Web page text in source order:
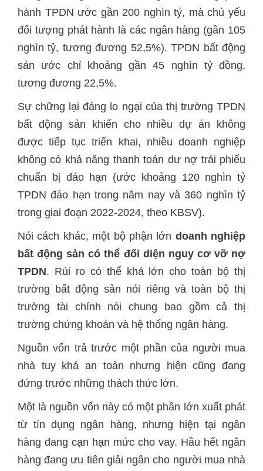
hành TPDN ước gần 200 nghìn tỷ, mà chủ yếu
đối tượng phát hành là các ngân hàng (gần 105
nghìn tỷ, tương đương 52,5%). TPDN bất động
sản ước chỉ khoảng gần 45 nghìn tỷ đồng,
tương đương 22,5%.
Sự chững lại đáng lo ngại của thị trường TPDN
bất động sản khiến cho nhiều dự án không
được tiếp tục triển khai, nhiều doanh nghiệp
không có khả năng thanh toán dư nợ trái phiếu
chuẩn bị đáo hạn (ước khoảng 120 nghìn tỷ
TPDN đáo hạn trong năm nay và 360 nghìn tỷ
trong giai đoạn 2022-2024, theo KBSV).
Nói cách khác, một bộ phận lớn doanh nghiệp
bất động sản có thể đối diện nguy cơ vỡ nợ
TPDN. Rủi ro có thể khá lớn cho toàn bộ thị
trường bất động sản nói riêng và toàn bộ thị
trường tài chính nói chung bao gồm cả thị
trường chứng khoán và hệ thống ngân hàng.
Nguồn vốn trả trước một phần của người mua
nhà tuy khá an toàn nhưng hiện cũng đang
đứng trước những thách thức lớn.
Một là nguồn vốn này có một phần lớn xuất phát
từ tín dụng ngân hàng, nhưng hiện tại ngân
hàng đang cạn hạn mức cho vay. Hầu hết ngân
hàng đang ưu tiên giải ngân cho người mua nhà